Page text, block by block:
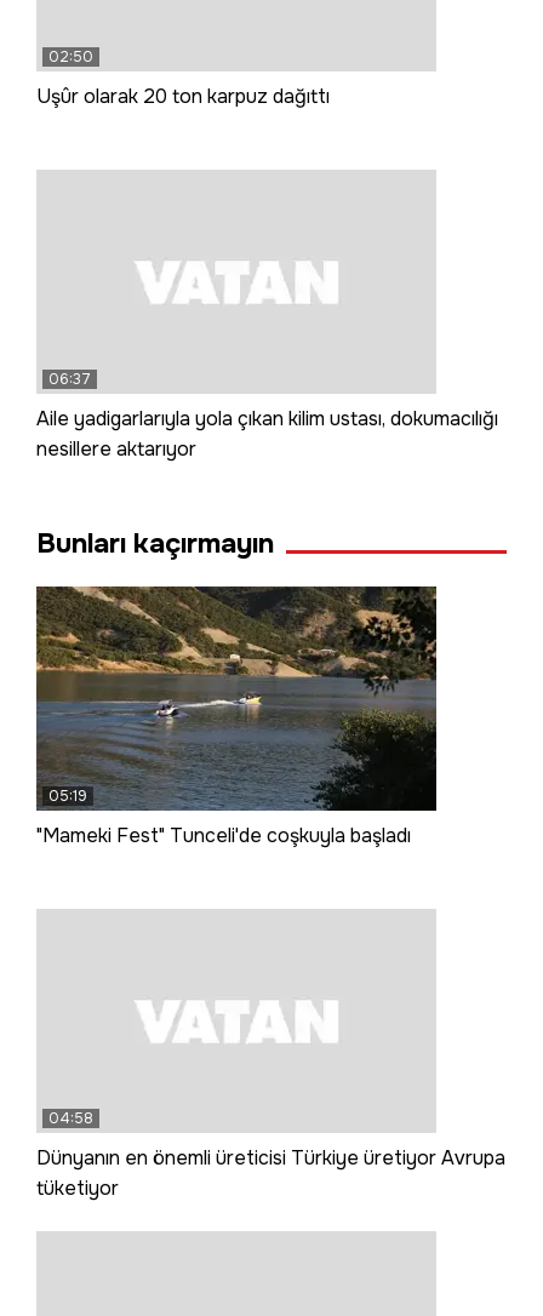
02:50
Uşûr olarak 20 ton karpuz dağıttı
06:37
Aile yadigarlarıyla yola çıkan kilim ustası, dokumacılığı
nesillere aktarıyor
Bunları kaçırmayın
05:19
"Mameki Fest" Tunceli'de coşkuyla başladı
04:58
Dünyanın en önemli üreticisi Türkiye üretiyor Avrupa
tüketiyor